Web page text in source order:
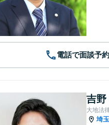
電話で面談予約
吉
大地法
埼